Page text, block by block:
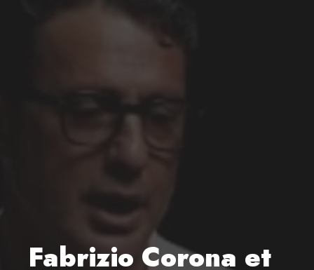
Fabrizio Corona et